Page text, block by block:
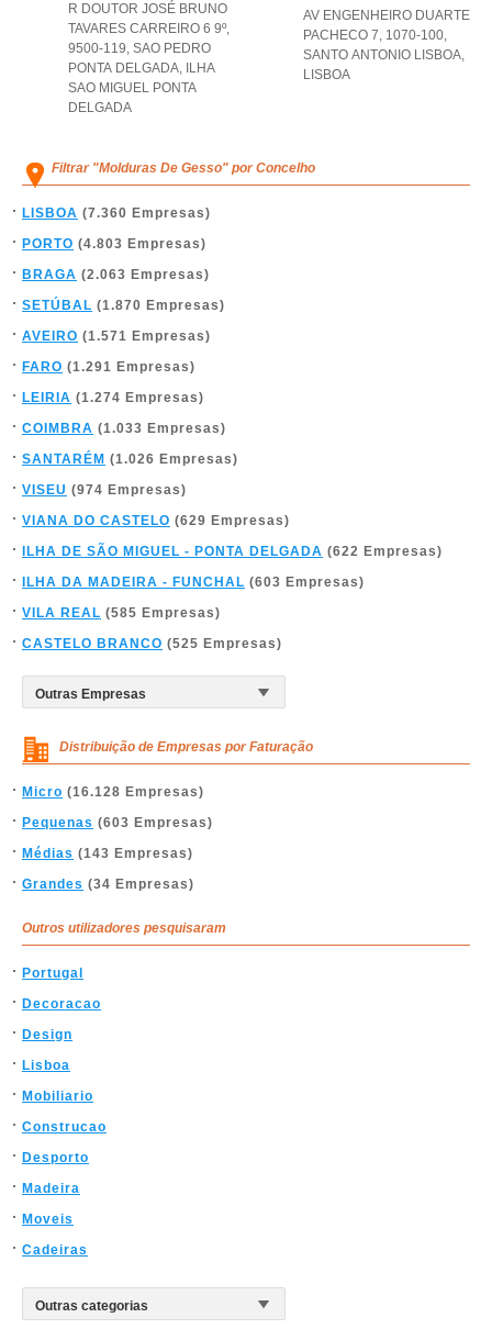
R DOUTOR JOSÉ BRUNO
TAVARES CARREIRO 6 9º,
9500-119, SAO PEDRO
PONTA DELGADA, ILHA
SAO MIGUEL PONTA
DELGADA
AV ENGENHEIRO DUARTE
PACHECO 7, 1070-100,
SANTO ANTONIO LISBOA,
LISBOA
Filtrar "Molduras De Gesso" por Concelho
LISBOA (7.360 Empresas)
PORTO (4.803 Empresas)
BRAGA (2.063 Empresas)
SETÚBAL (1.870 Empresas)
AVEIRO (1.571 Empresas)
FARO (1.291 Empresas)
LEIRIA (1.274 Empresas)
COIMBRA (1.033 Empresas)
SANTARÉM (1.026 Empresas)
VISEU (974 Empresas)
VIANA DO CASTELO (629 Empresas)
ILHA DE SÃO MIGUEL - PONTA DELGADA (622 Empresas)
ILHA DA MADEIRA - FUNCHAL (603 Empresas)
VILA REAL (585 Empresas)
CASTELO BRANCO (525 Empresas)
Distribuição de Empresas por Faturação
Micro (16.128 Empresas)
Pequenas (603 Empresas)
Médias (143 Empresas)
Grandes (34 Empresas)
Outros utilizadores pesquisaram
Portugal
Decoracao
Design
Lisboa
Mobiliario
Construcao
Desporto
Madeira
Moveis
Cadeiras